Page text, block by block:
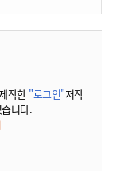
작한 "로그인"저작
니다.